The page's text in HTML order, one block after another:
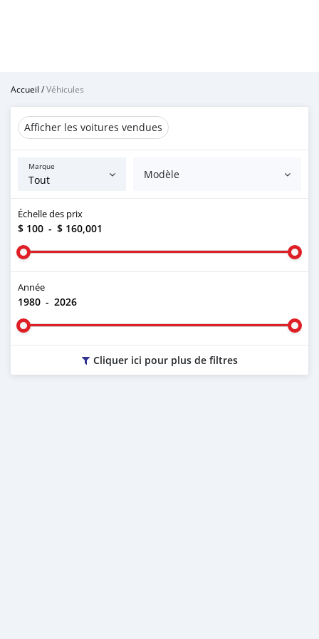
Accueil /Véhicules
Afficher les voitures vendues
Marque
Modèle
Échelle des prix
$ 100 - $ 160,001
Année
1980 - 2026
Cliquer ici pour plus de filtres